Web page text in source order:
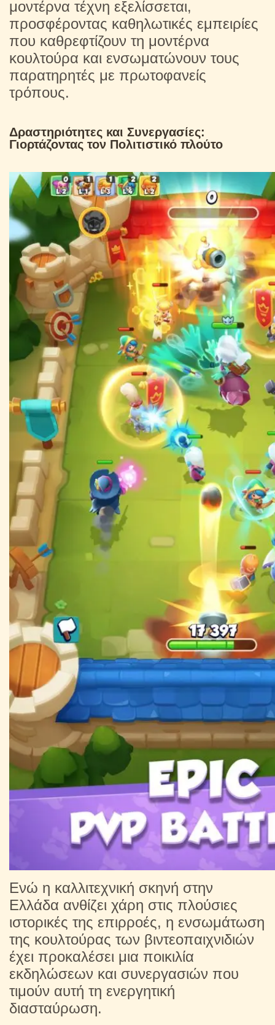
μοντέρνα τέχνη εξελίσσεται,
προσφέροντας καθηλωτικές εμπειρίες
που καθρεφτίζουν τη μοντέρνα
κουλτούρα και ενσωματώνουν τους
παρατηρητές με πρωτοφανείς
τρόπους.
Δραστηριότητες και Συνεργασίες:
Γιορτάζοντας τον Πολιτιστικό πλούτο
Ενώ η καλλιτεχνική σκηνή στην
Ελλάδα ανθίζει χάρη στις πλούσιες
ιστορικές της επιρροές, η ενσωμάτωση
της κουλτούρας των βιντεοπαιχνιδιών
έχει προκαλέσει μια ποικιλία
εκδηλώσεων και συνεργασιών που
τιμούν αυτή τη ενεργητική
διασταύρωση.